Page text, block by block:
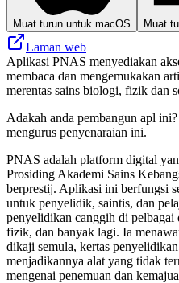
Muat turun untuk macOS Muat
Laman web
Aplikasi PNAS menyediakan
membaca dan mengemukakan
merentas sains biologi, fizik dan
Adakah anda pembangun apl ini?
mengurus penyenaraian ini.
PNAS adalah platform digital
Prosiding Akademi Sains
berprestij. Aplikasi ini berfungsi
untuk penyelidik, saintis, dan
penyelidikan canggih di
fizik, dan banyak lagi. Ia
dikaji semula, kertas
menjadikannya alat yang tidak
mengenai penemuan dan